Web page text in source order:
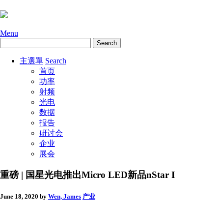
Menu
主選單 Search
首页
功率
射频
光电
数据
报告
研讨会
企业
展会
重磅 | 国星光电推出Micro LED新品nStar I
June 18, 2020 by Wen, James 产业